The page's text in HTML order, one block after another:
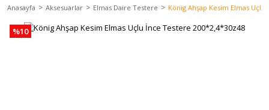
Anasayfa Aksesuarlar Elmas Daire Testere König Ahşap Kesim Elmas
%10